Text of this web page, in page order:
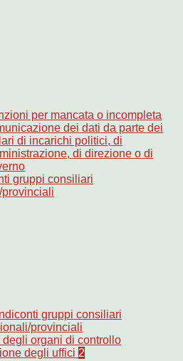
per mancata o incompleta
dei dati da parte dei
di incarichi politici, di
di direzione o di
gruppi consiliari
gruppi consiliari
provinciali
degli organi di controllo
degli uffici 2